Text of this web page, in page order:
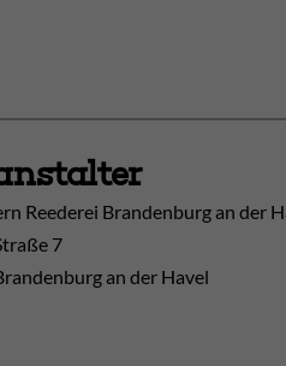
Reederei Brandenburg an der
7
an der Havel